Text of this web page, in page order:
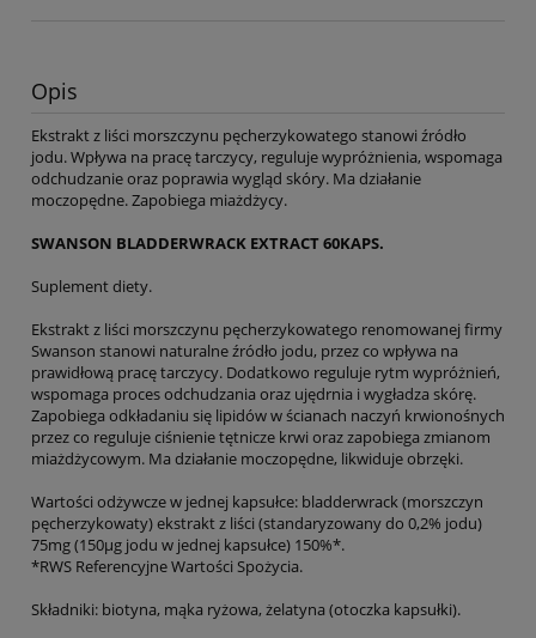
Opis
Ekstrakt z liści morszczynu pęcherzykowatego stanowi źródło
jodu. Wpływa na pracę tarczycy, reguluje wypróżnienia, wspomaga
odchudzanie oraz poprawia wygląd skóry. Ma działanie
moczopędne. Zapobiega miażdżycy.
SWANSON BLADDERWRACK EXTRACT 60KAPS.
Suplement diety.
Ekstrakt z liści morszczynu pęcherzykowatego renomowanej firmy
Swanson stanowi naturalne źródło jodu, przez co wpływa na
prawidłową pracę tarczycy. Dodatkowo reguluje rytm wypróżnień,
wspomaga proces odchudzania oraz ujędrnia i wygładza skórę.
Zapobiega odkładaniu się lipidów w ścianach naczyń krwionośnych
przez co reguluje ciśnienie tętnicze krwi oraz zapobiega zmianom
miażdżycowym. Ma działanie moczopędne, likwiduje obrzęki.
Wartości odżywcze w jednej kapsułce: bladderwrack (morszczyn
pęcherzykowaty) ekstrakt z liści (standaryzowany do 0,2% jodu)
75mg (150µg jodu w jednej kapsułce) 150%*.
*RWS Referencyjne Wartości Spożycia.
Składniki: biotyna, mąka ryżowa, żelatyna (otoczka kapsułki).